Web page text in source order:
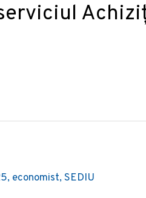
economist, SEDIU